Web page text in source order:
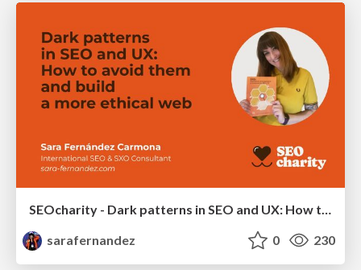
sarafernandez
0 230